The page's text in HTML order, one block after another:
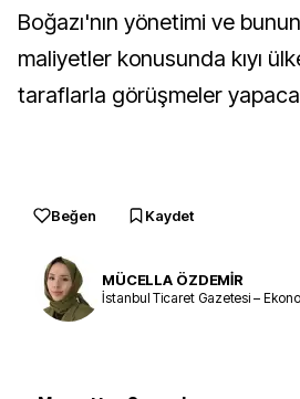
Boğazı'nın yönetimi ve
maliyetler konusunda kıyı
taraflarla görüşmeler
Beğen Kaydet
MÜCELLA ÖZDEMİR
İstanbul Ticaret Gazetesi –